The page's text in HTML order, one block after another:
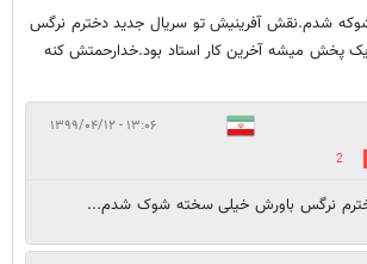
شدم.نقش آفرینیش تو سریال جدید دخترم نرگس
پخش میشه آخرین کار استاد بود.خدارحمتش کنه
۱۳:۰۶ - ۱۳۹۹/۰۴/۱۲
2
نرگس باورش خیلی سخته شوک شدم...